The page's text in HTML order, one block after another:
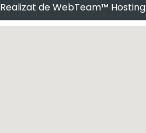
Realizat de WebTeam™ Hosting